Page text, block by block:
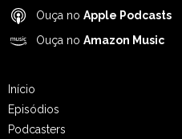
Ouça no Apple Podcasts
Ouça no Amazon Music
Início
Episódios
Podcasters